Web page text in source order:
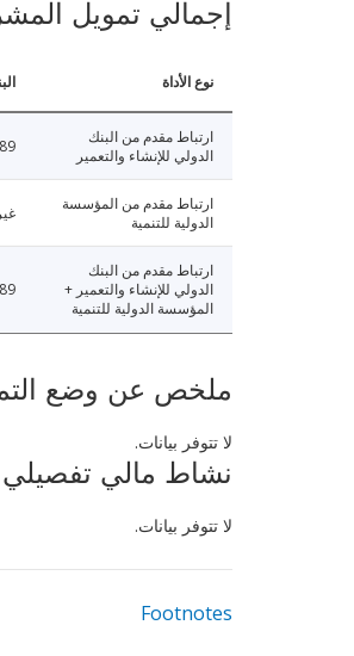
إجمالي تمويل
نوع الأداة
ارتباط مقدم من البنك
الدولي للإنشاء والتعمير
ارتباط مقدم من المؤسسة
الدولية للتنمية
ارتباط مقدم من البنك
الدولي للإنشاء والتعمير +
المؤسسة الدولية للتنمية
ملخص عن وضع التمويل
لا تتوفر بيانات.
نشاط مالي تفصيلي في
لا تتوفر بيانات.
Footnotes